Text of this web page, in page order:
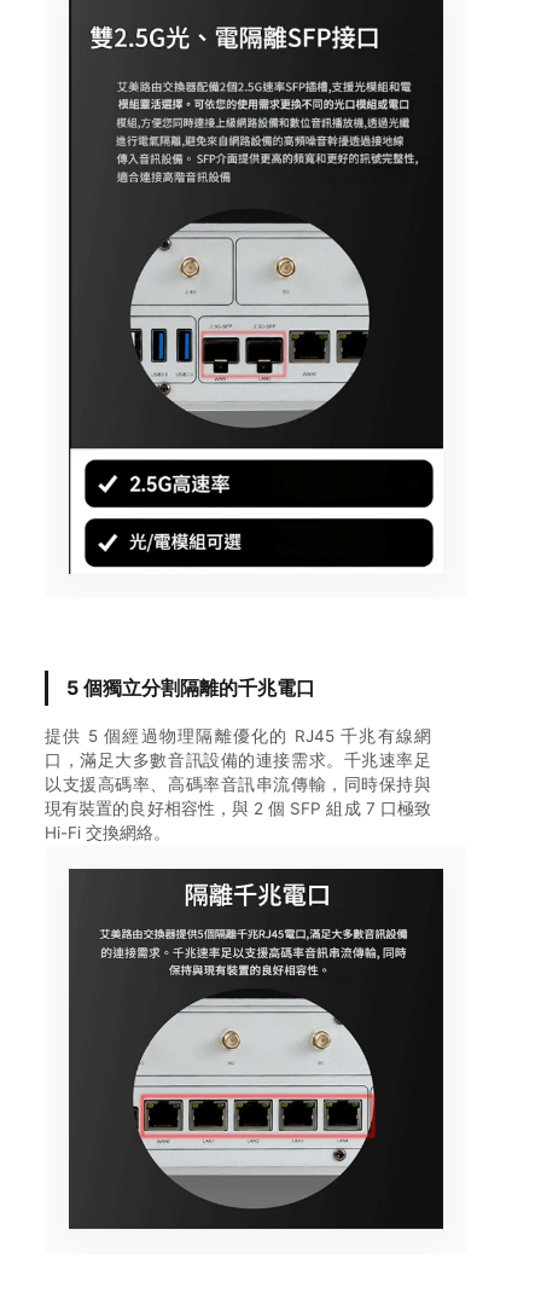
5 個獨立分割隔離的千兆電口
提供 5 個經過物理隔離優化的 RJ45 千兆有線網
口，滿足大多數音訊設備的連接需求。千兆速率足
以支援高碼率、高碼率音訊串流傳輸，同時保持與
現有裝置的良好相容性，與 2 個 SFP 組成 7 口極致
Hi-Fi 交換網絡。